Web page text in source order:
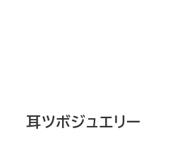
耳ツボジュエリー